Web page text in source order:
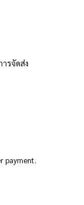
รจัดส่ง
payment.